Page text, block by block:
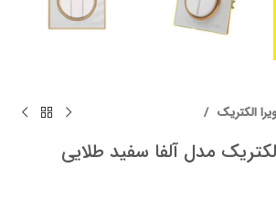
الکتریک
مدل آلفا سفید طلایی